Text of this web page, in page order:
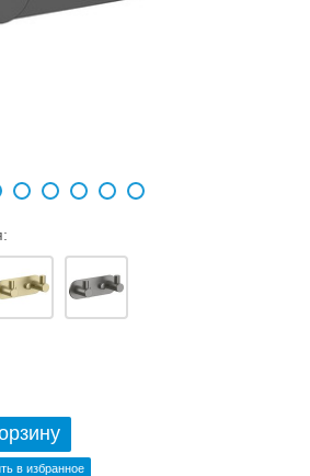
в избранное